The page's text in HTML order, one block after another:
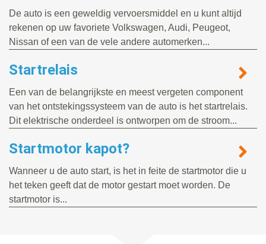
De auto is een geweldig vervoersmiddel en u kunt altijd
rekenen op uw favoriete Volkswagen, Audi, Peugeot,
Nissan of een van de vele andere automerken...
Startrelais
Een van de belangrijkste en meest vergeten component
van het ontstekingssysteem van de auto is het startrelais.
Dit elektrische onderdeel is ontworpen om de stroom...
Startmotor kapot?
Wanneer u de auto start, is het in feite de startmotor die u
het teken geeft dat de motor gestart moet worden. De
startmotor is...